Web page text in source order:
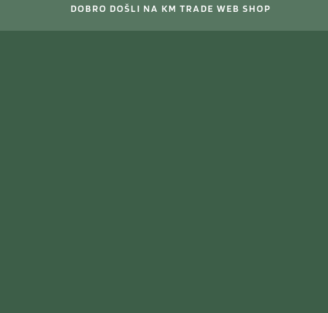
DOBRO DOŠLI NA KM TRADE WEB SHOP